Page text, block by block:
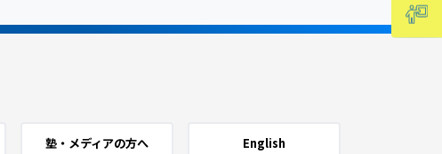
塾・メディアの方へ English